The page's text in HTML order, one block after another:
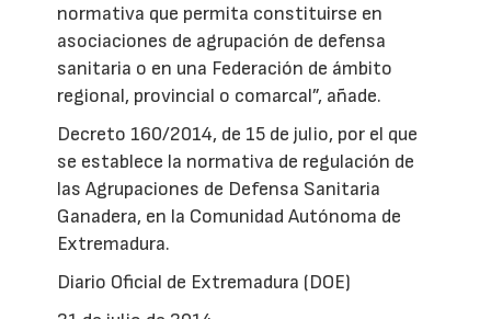
normativa que permita constituirse en
asociaciones de agrupación de defensa
sanitaria o en una Federación de ámbito
regional, provincial o comarcal”, añade.
Decreto 160/2014, de 15 de julio, por el que
se establece la normativa de regulación de
las Agrupaciones de Defensa Sanitaria
Ganadera, en la Comunidad Autónoma de
Extremadura.
Diario Oficial de Extremadura (DOE)